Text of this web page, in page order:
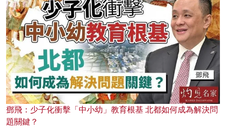
鄧飛：少子化衝擊「中小幼」教育根基 北都如何成為解決問
題關鍵？